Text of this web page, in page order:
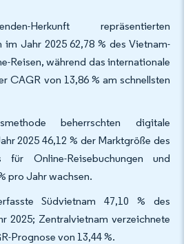
Herkunft repräsentierten
im Jahr 2025 62,78 % des Vietnam-
Reisen, während das internationale
CAGR von 13,86 % am schnellsten
beherrschten digitale
2025 46,12 % der Marktgröße des
für Online-Reisebuchungen und
pro Jahr wachsen.
Südvietnam 47,10 % des
2025; Zentralvietnam verzeichnete
Prognose von 13,44 %.